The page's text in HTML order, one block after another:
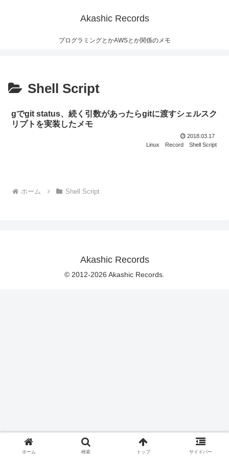
Akashic Records
プログラミングとかAWSとか関係のメモ
Shell Script
gでgit status、続く引数があったらgitに渡すシェルスク
リプトを実装したメモ
2018.03.17
Linux
Record Shell Script
ホーム Shell Script
Akashic Records
© 2012-2026 Akashic Records.
ホーム 検索 トップ サイドバー